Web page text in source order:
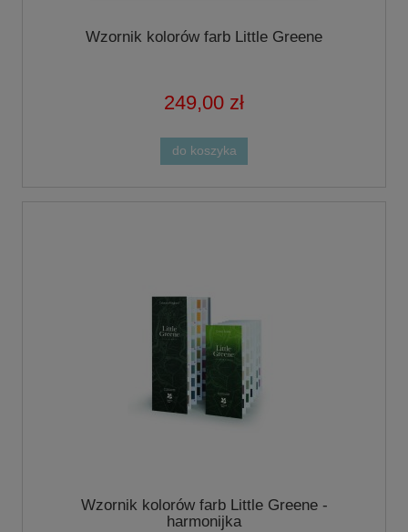
Wzornik kolorów farb Little Greene
249,00 zł
do koszyka
Wzornik kolorów farb Little Greene -
harmonijka